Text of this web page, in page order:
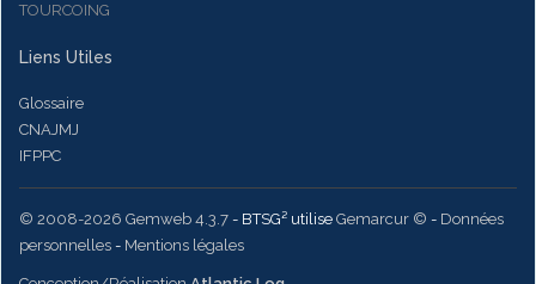
TOURCOING
Liens Utiles
Glossaire
CNAJMJ
IFPPC
© 2008-2026 Gemweb 4.3.7 - BTSG² utilise Gemarcur © - Données
personnelles - Mentions légales